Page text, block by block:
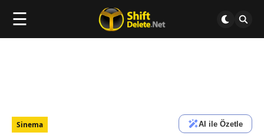
☰
Sinema AI ile Özetle